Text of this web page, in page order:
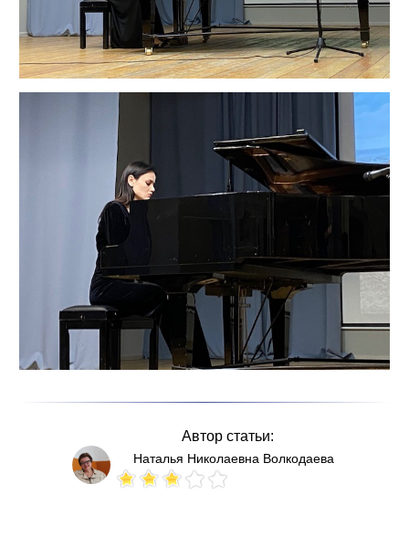
Автор статьи:
Наталья Николаевна Волкодаева